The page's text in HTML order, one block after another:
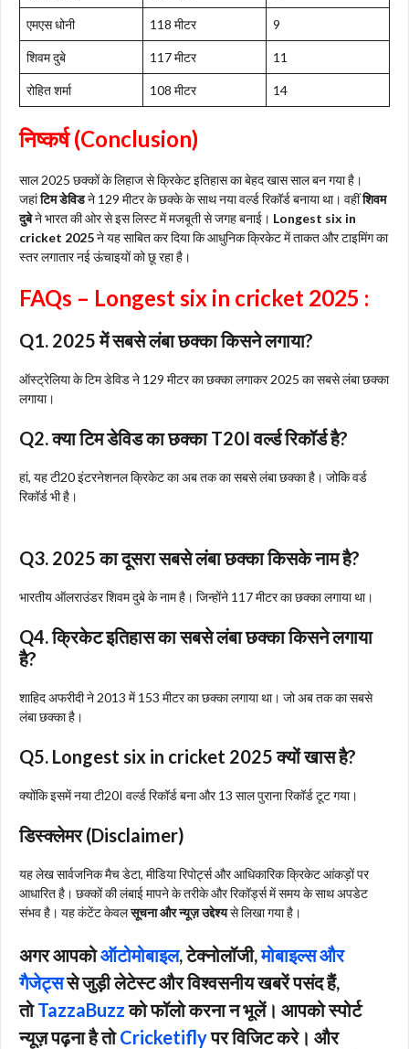
एमएस धोनी 118 मीटर 9
शिवम दुबे 117 मीटर 11
रोहित शर्मा 108 मीटर 14
निष्कर्ष (Conclusion)
साल 2025 छक्कों के लिहाज से क्रिकेट इतिहास का बेहद खास साल बन गया है।
जहांटिम डेविडने 129 मीटर के छक्के के साथ नया वर्ल्ड रिकॉर्ड बनाया था। वहींशिवम
दुबेने भारत की ओर से इस लिस्ट में मजबूती से जगह बनाई। Longest six in
cricket 2025ने यह साबित कर दिया कि आधुनिक क्रिकेट में ताकत और टाइमिंग का
स्तर लगातार नई ऊंचाइयों को छू रहा है।
FAQs – Longest six in cricket 2025 :
Q1. 2025 में सबसे लंबा छक्का किसने लगाया?
ऑस्ट्रेलिया के टिम डेविड ने 129 मीटर का छक्का लगाकर 2025 का सबसे लंबा छक्का
लगाया।
Q2. क्या टिम डेविड का छक्का T20I वर्ल्ड रिकॉर्ड है?
हां, यह टी20 इंटरनेशनल क्रिकेट का अब तक का सबसे लंबा छक्का है। जोकि वर्ड
रिकॉर्ड भी है।
Q3. 2025 का दूसरा सबसे लंबा छक्का किसके नाम है?
भारतीय ऑलराउंडर शिवम दुबे के नाम है। जिन्होंने 117 मीटर का छक्का लगाया था।
Q4. क्रिकेट इतिहास का सबसे लंबा छक्का किसने लगाया
है?
शाहिद अफरीदी ने 2013 में 153 मीटर का छक्का लगाया था। जो अब तक का सबसे
लंबा छक्का है।
Q5. Longest six in cricket 2025 क्यों खास है?
क्योंकि इसमें नया टी20I वर्ल्ड रिकॉर्ड बना और 13 साल पुराना रिकॉर्ड टूट गया।
डिस्क्लेमर (Disclaimer)
यह लेख सार्वजनिक मैच डेटा, मीडिया रिपोर्ट्स और आधिकारिक क्रिकेट आंकड़ों पर
आधारित है। छक्कों की लंबाई मापने के तरीके और रिकॉर्ड्स में समय के साथ अपडेट
संभव है। यह कंटेंट केवलसूचना और न्यूज़ उद्देश्यसे लिखा गया है।
अगर आपकोऑटोमोबाइल, टेक्नोलॉजी,मोबाइल्स और
गैजेट्ससे जुड़ी लेटेस्ट और विश्वसनीय खबरें पसंद हैं,
तोTazzaBuzzको फॉलो करना न भूलें। आपको स्पोर्ट
न्यूज़ पढ़ना है तोCricketiflyपर विजिट करे। और